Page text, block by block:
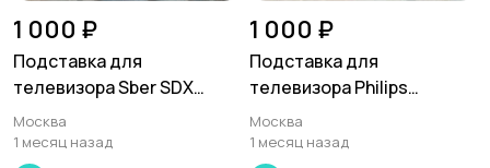
1 000 ₽
Подставка для
телевизора Sber SDX
50U4127 оригинал
Москва
1 месяц назад
1 000 ₽
Подставка для
телевизора Philips
32PFT4309, 32PHT4509
Москва
1 месяц назад